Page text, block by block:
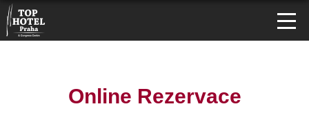
Online Rezervace